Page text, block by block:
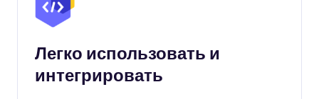
Легко использовать и
интегрировать